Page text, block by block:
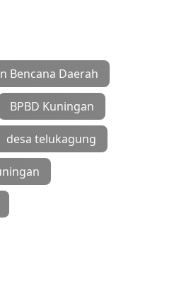
Bencana Daerah
BPBD Kuningan
desa telukagung